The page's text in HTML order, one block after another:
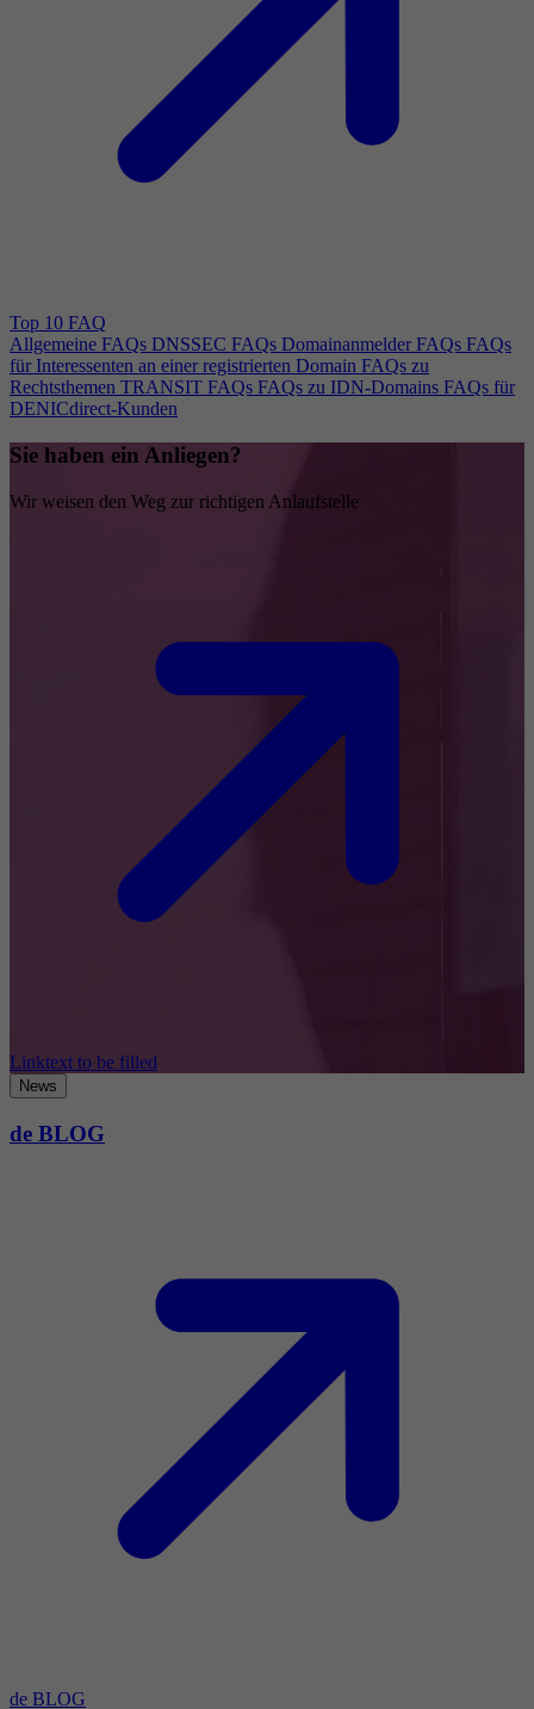
Top 10 FAQ
Allgemeine FAQs DNSSEC FAQs Domainanmelder FAQs FAQs
für Interessenten an einer registrierten Domain FAQs zu
Rechtsthemen TRANSIT FAQs FAQs zu IDN-Domains FAQs für
DENICdirect-Kunden
Sie haben ein Anliegen?
Wir weisen den Weg zur richtigen Anlaufstelle
Linktext to be filled
News
de BLOG
de BLOG